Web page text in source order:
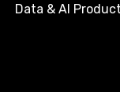
Data & AI